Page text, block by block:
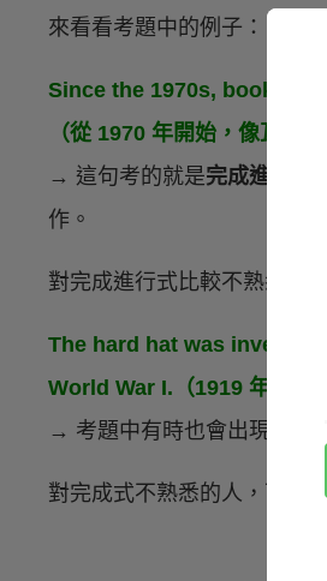
來看看考題中的例子：
Since the 1970s, book
（從 1970 年開始，像瓦伊
→ 這句考的就是完成進行式
作。
對完成進行式比較不熟悉的
The hard hat was invented
World War I.（1919 年，剛
→ 考題中有時也會出現
對完成式不熟悉的人，可以